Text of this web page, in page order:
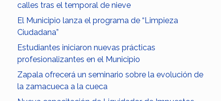
calles tras el temporal de nieve
El Municipio lanza el programa de “Limpieza
Ciudadana”
Estudiantes iniciaron nuevas prácticas
profesionalizantes en el Municipio
Zapala ofrecerá un seminario sobre la evolución de
la zamacueca a la cueca